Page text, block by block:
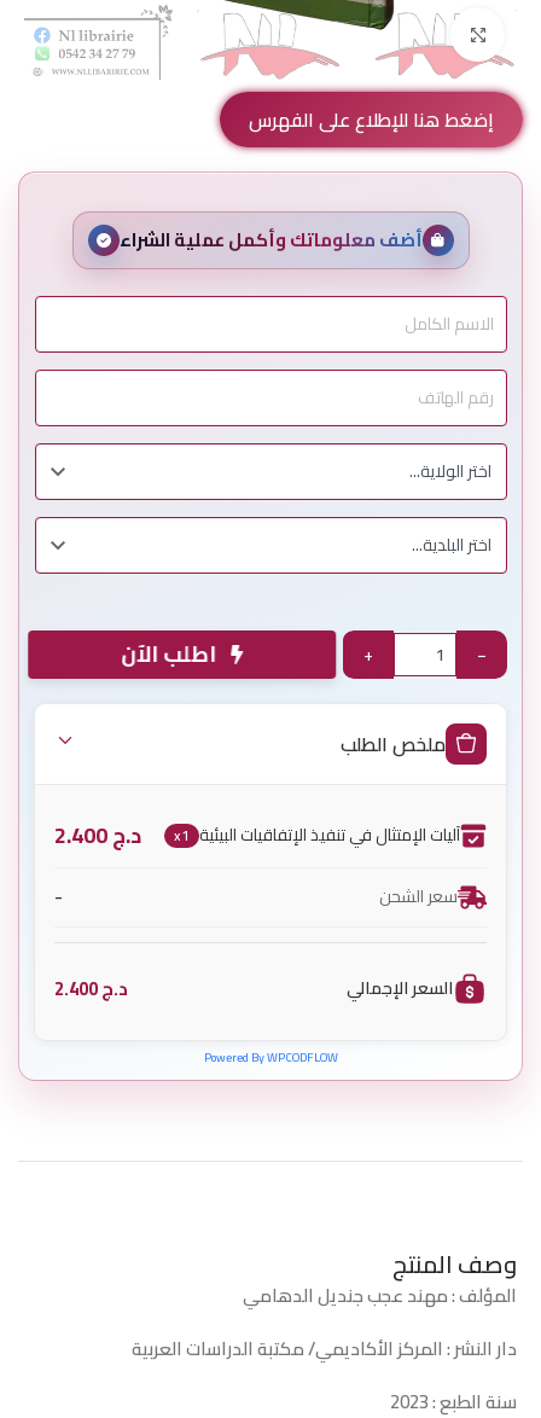
Click to enlarge
إضغط هنا للإطلاع على الفهرس
أضف معلوماتك وأكمل عملية الشراء
−
+ اطلب الآن
ملخص الطلب
آليات الإمتثال في تنفيذ الإتفاقيات البيئية x1 د.ج
سعر الشحن -
السعر الإجمالي د.ج
Powered By WPCODFLOW
وصف المنتج
المؤلف : مهند عجب جنديل الدهامي
دار النشر : المركز الأكاديمي/ مكتبة الدراسات العربية
سنة الطبع : 2023